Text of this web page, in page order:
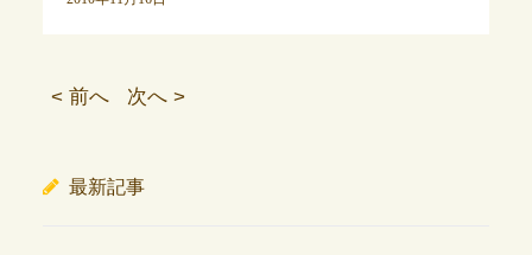
< 前へ 次へ >
最新記事